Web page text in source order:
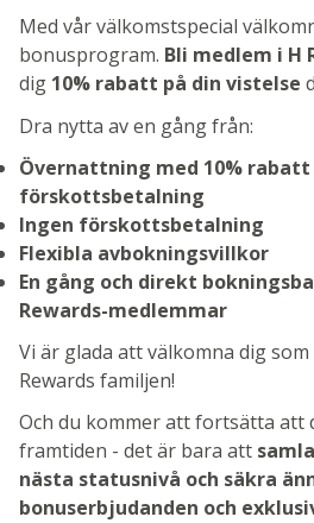
Med vår välkomstspecial
bonusprogram. Bli medlem i H
dig 10% rabatt på din vistelse
Dra nytta av en gång från:
Övernattning med 10%
förskottsbetalning
Ingen förskottsbetalning
Flexibla avbokningsvillkor
En gång och direkt
Rewards-medlemmar
Vi är glada att välkomna dig som
Rewards familjen!
Och du kommer att fortsätta att
framtiden - det är bara att
nästa statusnivå och säkra
bonuserbjudanden och